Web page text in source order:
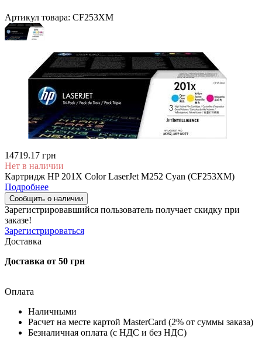
Артикул товара: CF253XM
14719.17 грн
Нет в наличии
Картридж HP 201X Color LaserJet M252 Cyan (CF253XM)
Подробнее
Сообщить о наличии
Зарегистрировавшийся пользователь получает скидку при
заказе!
Зарегистрироваться
Доставка
Доставка от 50 грн
Оплата
Наличными
Расчет на месте картой MasterCard (2% от суммы заказа)
Безналичная оплата (с НДС и без НДС)